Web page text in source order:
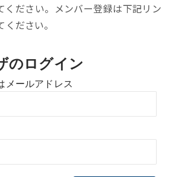
ください。メンバー登録は下記リン
ださい。
のログイン
メールアドレス